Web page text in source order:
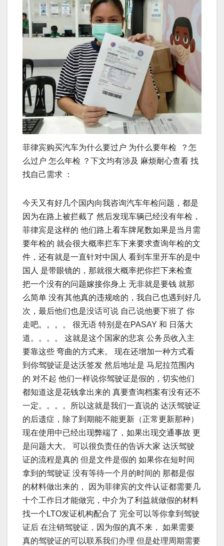
菲律宾购买汽车为什么要过户 为什么要年检 ？怎
么过户 怎么年检 ？下文均有涉及 麻烦耐心查看 找
找自己需求 ：
今天又有好几个国内向我咨询汽车年检问题，都是
因为在路上被拦截了 然后发现车辆已经没有年检，
菲律宾是这样的 他们路上看车牌尾数如果是当月需
要年检的 就会很大概率拦车下来要求查询年检的文
件，还有就是一直针对中国人 看到车里开车的是中
国人 是带眼镜的，那就很大概率把你拦下来检查
把一个没有的问题嫁接你身上 无非就是要钱 就那
么简单 没有其他真的违规啥的，我自己也遇到好几
次，最后他们也是没话可说 自己说他要下班了 你
走吧。。。。 很无语 特别是在PASAY 和 日落大
道。。。。 这就是这个国家的悲哀 公务员收入主
要靠这些 弯曲的方式来。 现在还增加一种方式看
到你驾驶证是达沃签发 然后地址是 马尼拉范围内
的 对不起 他们一样说你驾驶证是假的，切实他们
都知道这是花钱拿出来的 真要查询档案有没有还不
一定。。。。所以这就是我们一直说的 达沃驾驶证
的后遗症，除了到期能不能更新（正常更新那种）
现在使用中已经出现弊端了，如果出现交通事故 更
是问题大大。 可以很负责任的告诉大家 达沃驾驶
证的流程是真的 但是文件是假的 如果你在短时间
拿到的驾驶证 没有等待一个月的时间的 那都是假
的材料做出来的， 因为菲律宾的文件认证都需要几
十个工作日才能做完，中介为了利益就做假的材料
找一个LTO发证机构配合了 完全可以等你拿到驾驶
证后 在注销驾驶证，因为假的真不来， 如果需要
真的驾驶证的可以联系我们办理 但是处理周期需要